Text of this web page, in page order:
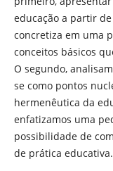
educação a partir
concretiza em uma
conceitos básicos
O segundo,
se como pontos
hermenêutica da
enfatizamos uma
possibilidade de
de prática educativa.